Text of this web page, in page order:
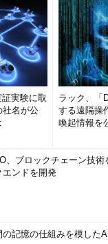
実験に取
社名が公
ラック、「
する遠隔操
喚起情報を
、ブロックチェーン技術
エンドを開発
の記憶の仕組みを模した